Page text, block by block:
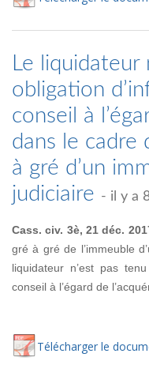
Le liquidateur
obligation
conseil à
dans le cadre
à gré d’un
judiciaire - il y a
Cass. civ. 3è, 21 déc.
gré à gré de l’immeuble
liquidateur n’est pas
conseil à l’égard de
Télécharger le